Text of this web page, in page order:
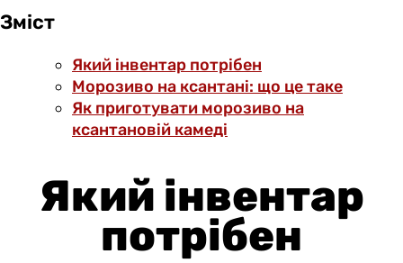
Зміст
Який інвентар потрібен
Морозиво на ксантані: що це таке
Як приготувати морозиво на
ксантановій камеді
Який інвентар
потрібен